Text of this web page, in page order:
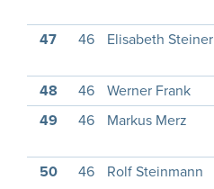
47
46 Elisabeth Steiner
48
46 Werner Frank
49
46 Markus Merz
50
46 Rolf Steinmann